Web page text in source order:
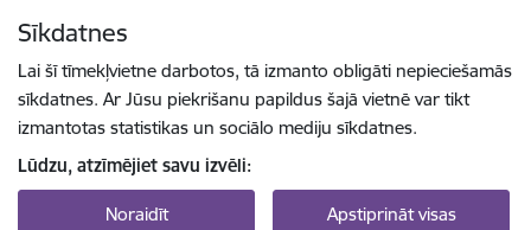
Sīkdatnes
Lai šī tīmekļvietne darbotos, tā izmanto obligāti nepieciešamās
sīkdatnes. Ar Jūsu piekrišanu papildus šajā vietnē var tikt
izmantotas statistikas un sociālo mediju sīkdatnes.
Lūdzu, atzīmējiet savu izvēli:
Noraidīt Apstiprināt visas